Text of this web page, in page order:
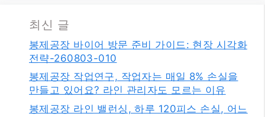
최신 글
봉제공장 바이어 방문 준비 가이드: 현장 시각화
전략-260803-010
봉제공장 작업연구, 작업자는 매일 8% 손실을
만들고 있어요? 라인 관리자도 모르는 이유
봉제공장 라인 밸런싱, 하루 120피스 손실, 어느